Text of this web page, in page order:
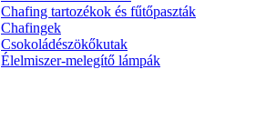
Chafing tartozékok és fűtőpaszták
Chafingek
Csokoládészökőkutak
Élelmiszer-melegítő lámpák